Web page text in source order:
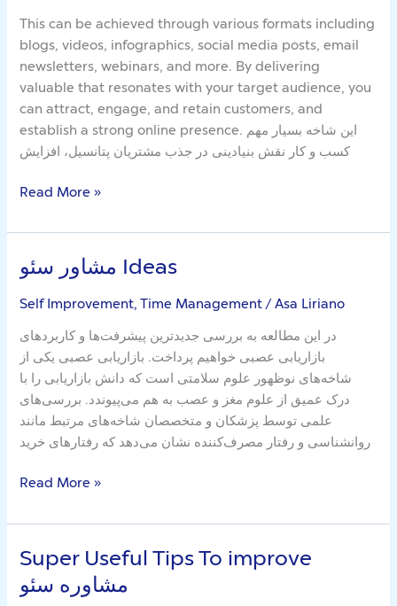
This can be achieved through various formats including
blogs, videos, infographics, social media posts, email
newsletters, webinars, and more. By delivering
valuable that resonates with your target audience, you
can attract, engage, and retain customers, and
establish a strong online presence. این شاخه بسیار مهم
کسب و کار نقش بنیادینی در جذب مشتریان پتانسیل، افزایش
a
Mystery
Read More »
مشاور سئو Ideas
Self Improvement, Time Management/Asa Liriano
در این مطالعه به بررسی جدیدترین پیشرفت‌ها و کاربردهای
بازاریابی عصبی خواهیم پرداخت. بازاریابی عصبی یکی از
شاخه‌های نوظهور علوم سلامتی است که دانش بازاریابی را با
درک عمیق از علوم مغز و عصب به هم می‌پیوندد. بررسی‌های
علمی توسط پزشکان و متخصصان شاخه‌های مرتبط مانند
روانشناسی و رفتار مصرف‌کننده نشان می‌دهد که رفتارهای خرید
مشاور
سئو
Ideas
Read More »
Super Useful Tips To improve
مشاوره سئو
Super
Useful
Tips